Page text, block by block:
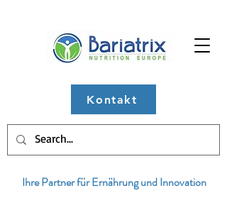
Kontakt
Ihre Partner für Ernährung und Innovation